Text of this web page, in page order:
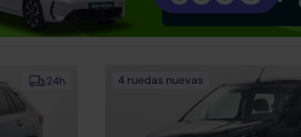
24h 4 ruedas nuevas